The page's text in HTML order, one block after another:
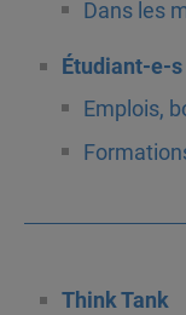
Dans les
Étudiant-e-s
Emplois,
Think Tank